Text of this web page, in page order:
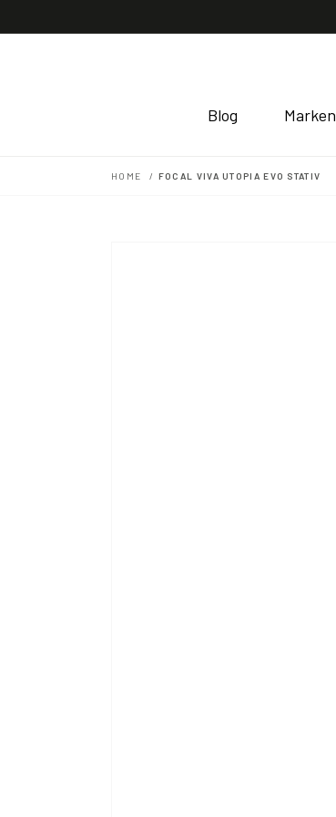
Inhalt
Blog Marken
HOME FOCAL VIVA UTOPIA EVO STATIV